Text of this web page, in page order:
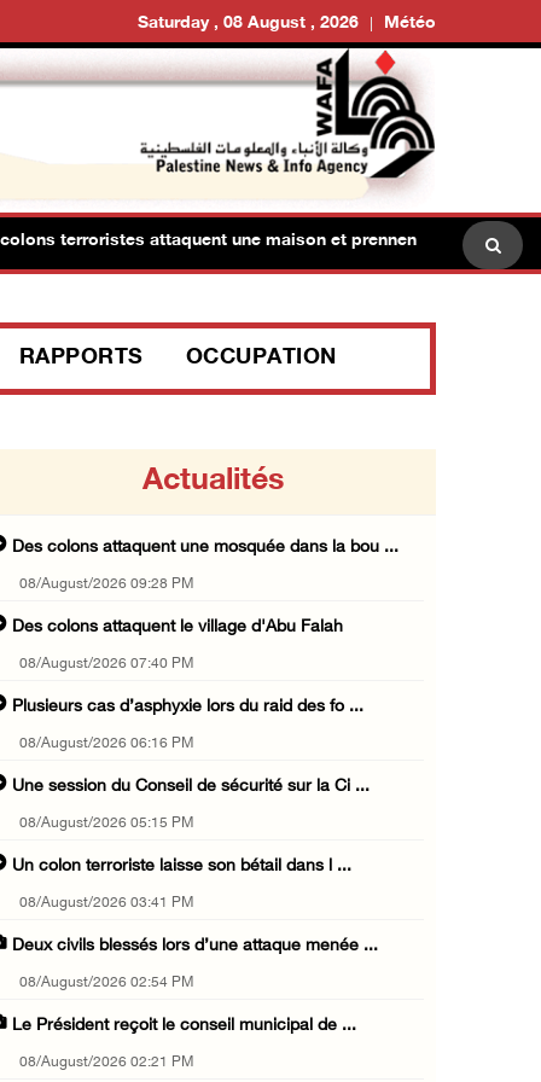
Saturday , 08 August , 2026 Météo
terroristes attaquent une maison et prennent d’assaut des
RAPPORTS OCCUPATION
Actualités
Des colons attaquent une mosquée dans la bou ...
08/August/2026 09:28 PM
Des colons attaquent le village d'Abu Falah
08/August/2026 07:40 PM
Plusieurs cas d’asphyxie lors du raid des fo ...
08/August/2026 06:16 PM
Une session du Conseil de sécurité sur la Ci ...
08/August/2026 05:15 PM
Un colon terroriste laisse son bétail dans l ...
08/August/2026 03:41 PM
Deux civils blessés lors d’une attaque menée ...
08/August/2026 02:54 PM
Le Président reçoit le conseil municipal de ...
08/August/2026 02:21 PM